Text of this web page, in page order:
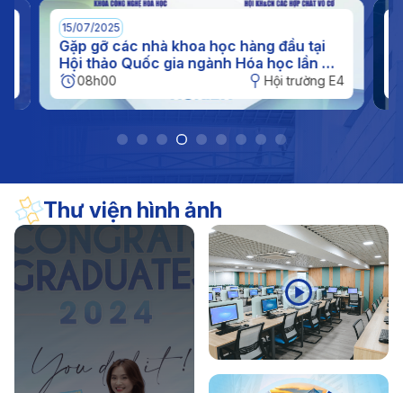
(11/11/1956 - 11/11/2026)
17/04/2026 Thông báo
Thông báo kế hoạch nghỉ hè đối với sinh viên năm
2026
15/07/2025
Gặp gỡ các nhà khoa học hàng đầu tại
Hội thảo Quốc gia ngành Hóa học lần XI
tại IUH
08h00 Hội trường E4
Thư viện hình ảnh